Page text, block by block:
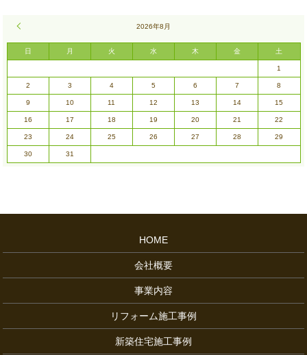
2026年8月
日 月 火 水 木 金 土
1
2 3 4 5 6 7 8
9 10 11 12 13 14 15
16 17 18 19 20 21 22
23 24 25 26 27 28 29
30 31
HOME
会社概要
事業内容
リフォーム施工事例
新築住宅施工事例